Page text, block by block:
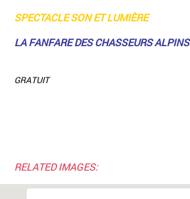
SPECTACLE SON ET LUMIÈRE
LA FANFARE DES CHASSEURS ALPINS
GRATUIT
RELATED IMAGES: